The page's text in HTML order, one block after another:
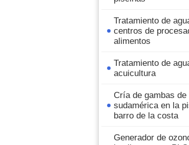
Tratamiento de
centros de
alimentos
Tratamiento de
acuicultura
Cría de gambas de
sudamérica en la
barro de la costa
Generador de